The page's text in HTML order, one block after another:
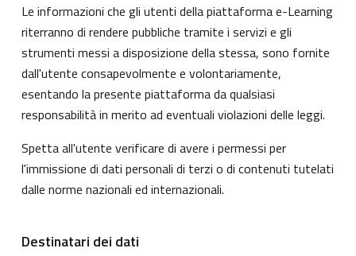
Le informazioni che gli utenti della piattaforma e-Learning
riterranno di rendere pubbliche tramite i servizi e gli
strumenti messi a disposizione della stessa, sono fornite
dall'utente consapevolmente e volontariamente,
esentando la presente piattaforma da qualsiasi
responsabilità in merito ad eventuali violazioni delle leggi.
Spetta all'utente verificare di avere i permessi per
l'immissione di dati personali di terzi o di contenuti tutelati
dalle norme nazionali ed internazionali.
Destinatari dei dati